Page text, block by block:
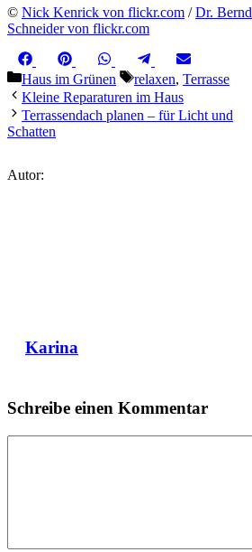
© Nick Kenrick von flickr.com /Dr. Bernd
Schneider von flickr.com
Share
on
FacebookShare
on
Pinterest Share
on
WhatsAppShare
on
TelegramShare
on
Kategorien
Haus im Grünen Schlagwörter
relaxen, Terrasse
Kleine Reparaturen im Haus
Terrassendach planen – für Licht und
Schatten
Autor:
Karina
Schreibe einen Kommentar